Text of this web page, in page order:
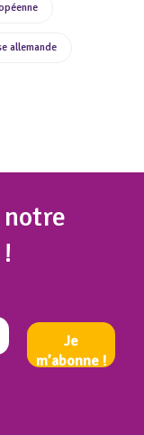
allemande
notre